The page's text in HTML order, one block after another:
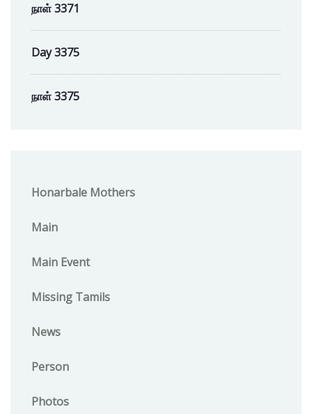
நாள் 3371
Day 3375
நாள் 3375
Honarbale Mothers
Main
Main Event
Missing Tamils
News
Person
Photos